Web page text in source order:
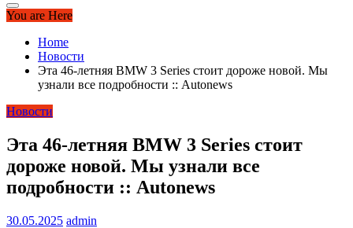
You are Here
Home
Новости
Эта 46-летняя BMW 3 Series стоит дороже новой. Мы
узнали все подробности :: Autonews
Новости
Эта 46-летняя BMW 3 Series стоит
дороже новой. Мы узнали все
подробности :: Autonews
30.05.2025 admin